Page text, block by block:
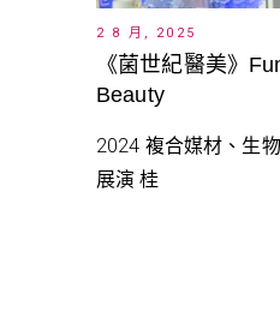
2 8 月, 2025
《菌世紀醫美》
Beauty
2024 複合媒材、生
展演 桂